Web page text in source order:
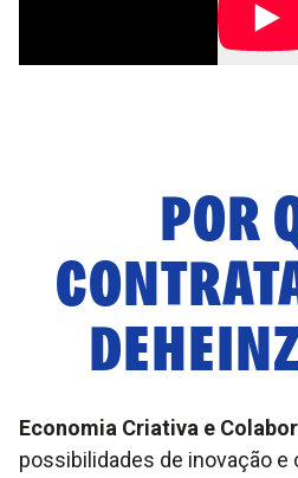
POR
Economia Criativa e
possibilidades de inovação